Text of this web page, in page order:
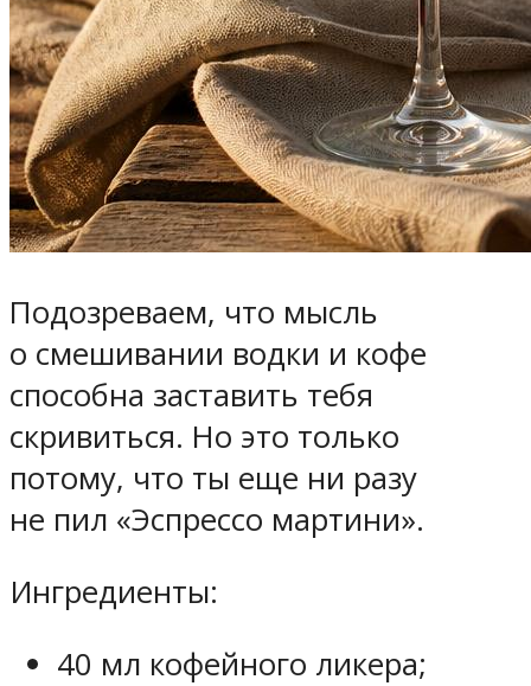
Подозреваем, что мысль
о смешивании водки и кофе
способна заставить тебя
скривиться. Но это только
потому, что ты еще ни разу
не пил «Эспрессо мартини».
Ингредиенты:
40 мл кофейного ликера;